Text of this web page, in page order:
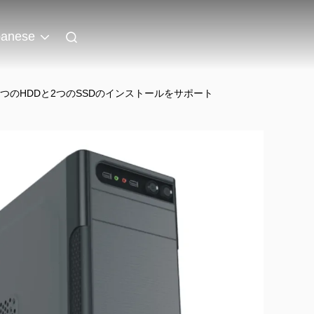
のHDDと2つのSSDのインストールをサポート